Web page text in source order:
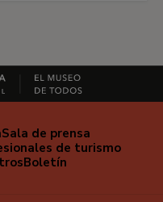
Sala de prensa
de turismo
Boletín